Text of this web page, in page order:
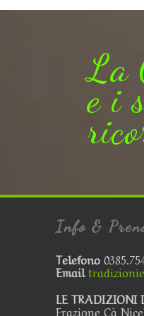
La
e i
Info &
Telefono
Email
LE TRADIZIONI
Frazione Cà